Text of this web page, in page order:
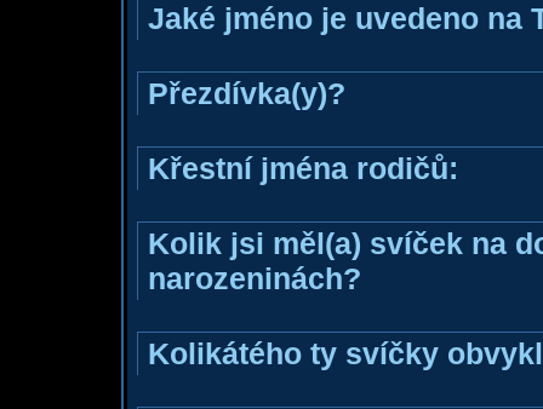
Jaké jméno je uvedeno na
Přezdívka(y)?
Křestní jména rodičů:
Kolik jsi měl(a) svíček na
narozeninách?
Kolikátého ty svíčky